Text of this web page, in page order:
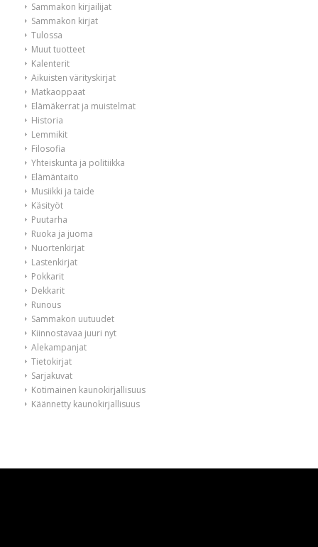
Sammakon kirjailijat
Sammakon kirjat
Tulossa
Muut tuotteet
Kalenterit
Aikuisten värityskirjat
Matkaoppaat
Elämäkerrat ja muistelmat
Historia
Lemmikit
Filosofia
Yhteiskunta ja politiikka
Elämäntaito
Musiikki ja taide
Käsityöt
Puutarha
Ruoka ja juoma
Nuortenkirjat
Lastenkirjat
Pokkarit
Dekkarit
Runous
Sammakon uutuudet
Kiinnostavaa juuri nyt
Alekampanjat
Tietokirjat
Sarjakuvat
Kotimainen kaunokirjallisuus
Käännetty kaunokirjallisuus